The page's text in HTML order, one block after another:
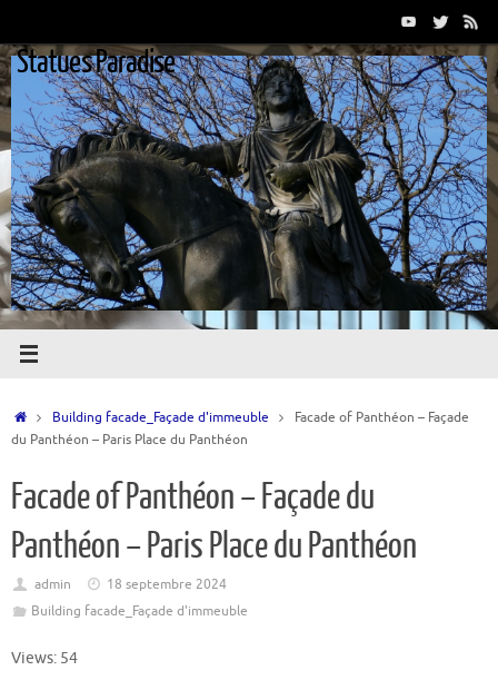
contenu
Statues Paradise
AccueilBuilding facade_Façade d'immeuble
Facade of Panthéon – Façade
du Panthéon – Paris Place du Panthéon
Facade of Panthéon – Façade du
Panthéon – Paris Place du Panthéon
admin
18 septembre 2024
Building facade_Façade d'immeuble
Views: 54